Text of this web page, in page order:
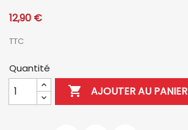
12,90 €
TTC
Quantité
 AJOUTER AU PANIER